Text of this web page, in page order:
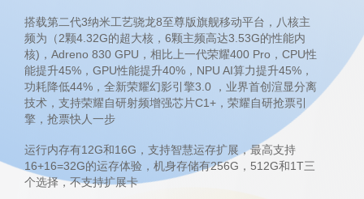
搭载第二代3纳米工艺骁龙8至尊版旗舰移动平台，八核主
频为（2颗4.32G的超大核，6颗主频高达3.53G的性能内
核)，Adreno 830 GPU，相比上一代荣耀400 Pro，CPU性
能提升45%，GPU性能提升40%，NPU AI算力提升45%，
功耗降低44%，全新荣耀幻影引擎3.0 ，业界首创渲显分离
技术，支持荣耀自研射频增强芯片C1+，荣耀自研抢票引
擎，抢票快人一步
运行内存有12G和16G，支持智慧运存扩展，最高支持
16+16=32G的运存体验，机身存储有256G，512G和1T三
个选择，不支持扩展卡